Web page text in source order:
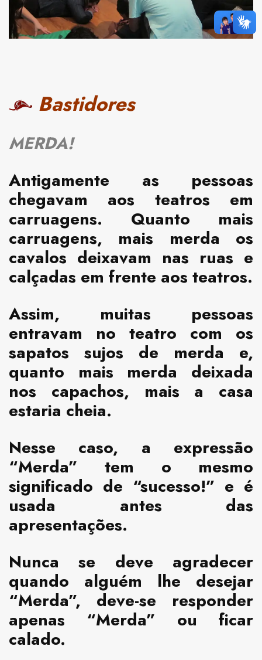
Bastidores
MERDA!
Antigamente as pessoas
chegavam aos teatros em
carruagens. Quanto mais
carruagens, mais merda os
cavalos deixavam nas ruas e
calçadas em frente aos teatros.
Assim, muitas pessoas
entravam no teatro com os
sapatos sujos de merda e,
quanto mais merda deixada
nos capachos, mais a casa
estaria cheia.
Nesse caso, a expressão
“Merda” tem o mesmo
significado de “sucesso!” e é
usada antes das
apresentações.
Nunca se deve agradecer
quando alguém lhe desejar
“Merda”, deve-se responder
apenas “Merda” ou ficar
calado.